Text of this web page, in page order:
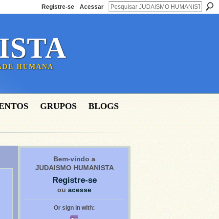
Registre-se Acessar
HUMANA
GRUPOS BLOGS
Bem-vindo a
JUDAISMO HUMANISTA
Registre-se
ou acesse
Or sign in with: